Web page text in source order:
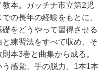
本。ガッチナ市立第2児
の長年の経験をもとに、
をどうやって習得させる
練習法をすべて収め、そ
本3巻と曲集から成る。
う感覚、手の脱力、1本1本